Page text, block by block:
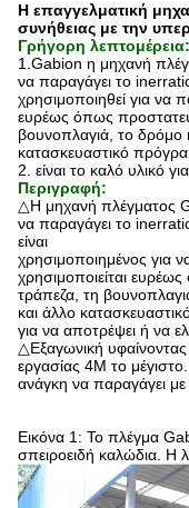
Η επαγγελματική
συνήθειας με την
Γρήγορη λεπτομέρεια:
1.Gabion η μηχανή
να παραγάγει το
χρησιμοποιηθεί για να
ευρέως όπως
βουνοπλαγιά, το δρόμο
κατασκευαστικό
2. είναι το καλό υλικό
Περιγραφή:
△Η μηχανή πλέγματος
να παραγάγει το
είναι
χρησιμοποιημένος για
χρησιμοποιείται
τράπεζα, τη
και άλλο
για να αποτρέψει ή να
△Εξαγωνική
εργασίας 4M το
ανάγκη να παραγάγει
Εικόνα 1: Το πλέγμα
σπειροειδή καλώδια. Η